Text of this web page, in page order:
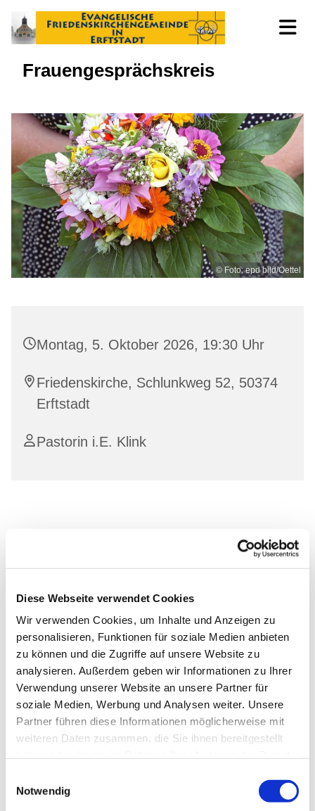
Diese Webseite verwendet Cookies
Wir verwenden Cookies, um Inhalte und Anzeigen zu
personalisieren, Funktionen für soziale Medien anbieten
zu können und die Zugriffe auf unsere Website zu
analysieren. Außerdem geben wir Informationen zu Ihrer
Verwendung unserer Website an unsere Partner für
soziale Medien, Werbung und Analysen weiter. Unsere
Partner führen diese Informationen möglicherweise mit
weiteren Daten zusammen, die Sie ihnen bereitgestellt
Notwendig
Frauengesprächskreis
© Foto: epd bild/Oettel
Montag, 5. Oktober 2026, 19:30 Uhr
Friedenskirche, Schlunkweg 52, 50374
Erftstadt
Pastorin i.E. Klink
Dies könnte Sie auch